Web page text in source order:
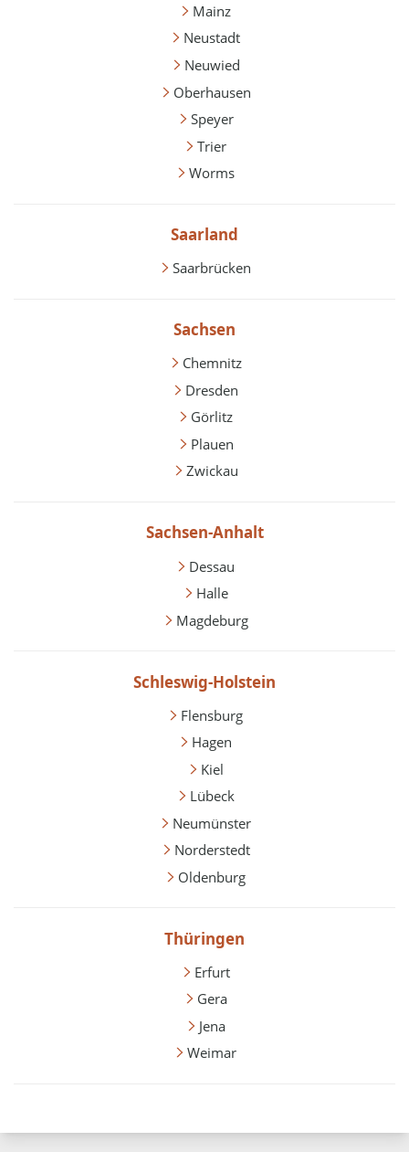
Mainz
Neustadt
Neuwied
Oberhausen
Speyer
Trier
Worms
Saarland
Saarbrücken
Sachsen
Chemnitz
Dresden
Görlitz
Plauen
Zwickau
Sachsen-Anhalt
Dessau
Halle
Magdeburg
Schleswig-Holstein
Flensburg
Hagen
Kiel
Lübeck
Neumünster
Norderstedt
Oldenburg
Thüringen
Erfurt
Gera
Jena
Weimar